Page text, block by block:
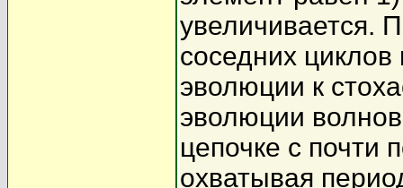
увеличивается.
соседних
эволюции к
эволюции
цепочке с почти
охватывая